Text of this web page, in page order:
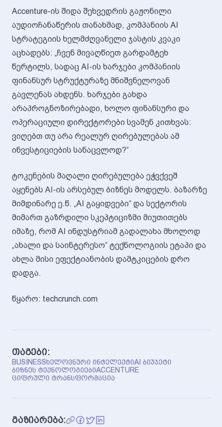
Accenture-ის შიდა შეხვედრის გაჟონილი
აუდიოჩანაწერის თანახმად, კომპანიის AI
სტრატეგიის ხელმძღვანელი ჯასტის კვაკი
აცხადებს: „ჩვენ მივაღწიეთ გარდამტეხ
წერტილს, სადაც AI-ის ხარჯები კომპანიის
ფინანსურ სტრუქტურაზე მნიშვნელოვან
გავლენას ახდენს. ხარჯები გახდა
არაპროგნოზირებადი, ხოლო ფინანსური და
ოპერაციული დირექტორები სვამენ კითხვას:
ვიღებთ თუ არა რეალურ ღირებულებას ამ
ინვესტიციების სანაცვლოდ?“
ტოკენების მაღალი ღირებულება ეჭვქვეშ
აყენებს AI-ის არსებულ ბიზნეს მოდელს. ბაზარზე
მიმდინარე ე.წ. „AI გაყიდვები“ და სექტორის
მიმართ გაზრდილი სკეპტიციზმი მიუთითებს
იმაზე, რომ AI ინდუსტრიამ გადალახა მხოლოდ
„ახალი და საინტერესო“ ტექნოლოგიის ეტაპი და
ახლა მისი ეფექტიანობის დამტკიცების დრო
დადგა.
წყარო: techcrunch.com
თაგები:
BUSINESSᲮᲔᲚᲝᲕᲜᲣᲠᲘ ᲘᲜᲢᲔᲚᲔᲥᲢᲘAI ᲑᲘᲣᲯᲔᲢᲘ
ᲑᲘᲖᲜᲔᲡ ᲢᲔᲥᲜᲝᲚᲝᲒᲘᲔᲑᲘACCENTURE
ᲪᲘᲤᲠᲣᲚᲘ ᲢᲠᲐᲜᲡᲤᲝᲠᲛᲐᲪᲘᲐ
გაზიარება: